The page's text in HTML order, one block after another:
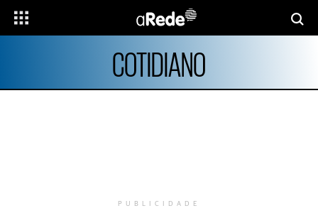
COTIDIANO
PUBLICIDADE